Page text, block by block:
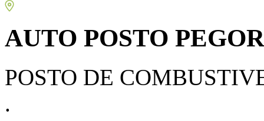
AUTO POSTO
POSTO DE
.